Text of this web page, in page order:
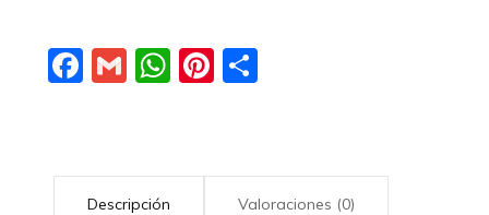
Facebook
GmailWhatsApp
Pinterest
Descripción Valoraciones (0)